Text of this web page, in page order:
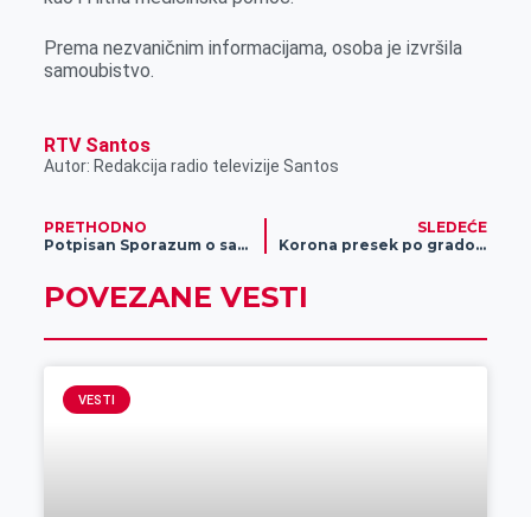
Prema nezvaničnim informacijama, osoba je izvršila
samoubistvo.
RTV Santos
Autor: Redakcija radio televizije Santos
PRETHODNO
Potpisan Sporazum o saradnji između Grada Zrenjanina i Crvenog krsta Zrenjanin
SLEDEĆE
Korona presek po gradovima Srbije
POVEZANE VESTI
VESTI